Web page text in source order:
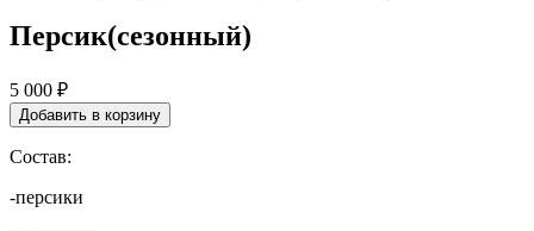
Персик(сезонный)
5 000 ₽
Добавить в корзину
Состав:
-персики